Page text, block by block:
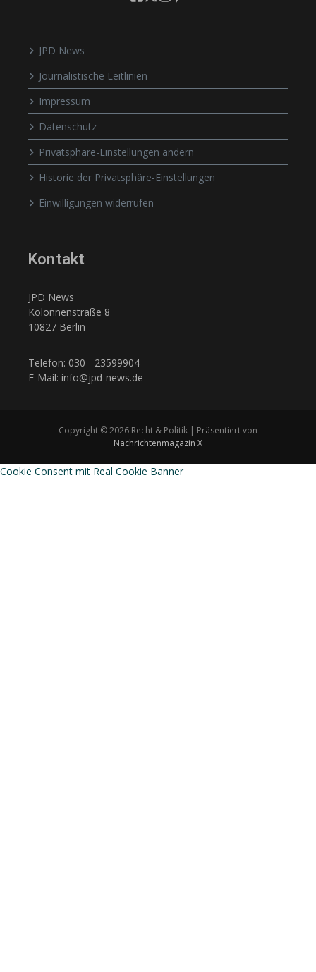
JPD News
Journalistische Leitlinien
Impressum
Datenschutz
Privatsphäre-Einstellungen ändern
Historie der Privatsphäre-Einstellungen
Einwilligungen widerrufen
Kontakt
JPD News
Kolonnenstraße 8
10827 Berlin
Telefon: 030 - 23599904
E-Mail: info@jpd-news.de
Copyright © 2026 Recht & Politik | Präsentiert von
Nachrichtenmagazin X
Cookie Consent mit Real Cookie Banner